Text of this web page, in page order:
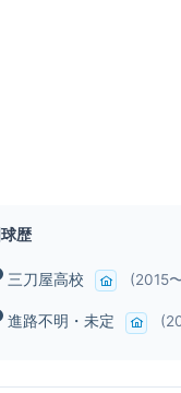
球歴
三刀屋高校 (2015
進路不明・未定